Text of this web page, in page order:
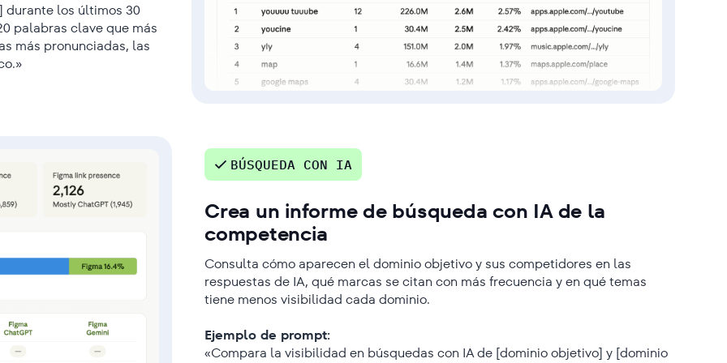
durante los últimos 30
palabras clave que más
más pronunciadas, las
BÚSQUEDA CON IA
Crea un informe de búsqueda con IA de la
competencia
Consulta cómo aparecen el dominio objetivo y sus competidores en las
respuestas de IA, qué marcas se citan con más frecuencia y en qué temas
tiene menos visibilidad cada dominio.
Ejemplo de prompt:
«Compara la visibilidad en búsquedas con IA de [dominio objetivo] y [dominio